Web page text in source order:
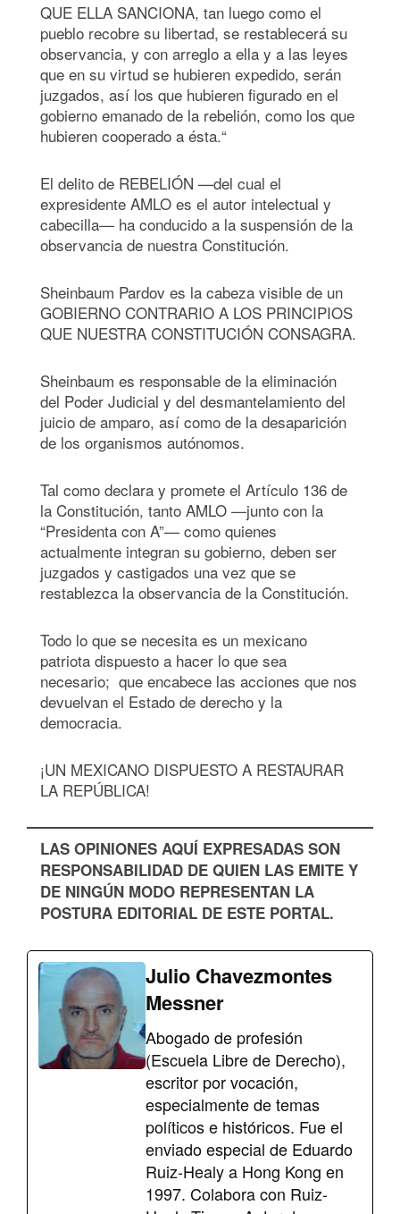
QUE ELLA SANCIONA, tan luego como el
pueblo recobre su libertad, se restablecerá su
observancia, y con arreglo a ella y a las leyes
que en su virtud se hubieren expedido, serán
juzgados, así los que hubieren figurado en el
gobierno emanado de la rebelión, como los que
hubieren cooperado a ésta.“
El delito de REBELIÓN —del cual el
expresidente AMLO es el autor intelectual y
cabecilla— ha conducido a la suspensión de la
observancia de nuestra Constitución.
Sheinbaum Pardov es la cabeza visible de un
GOBIERNO CONTRARIO A LOS PRINCIPIOS
QUE NUESTRA CONSTITUCIÓN CONSAGRA.
Sheinbaum es responsable de la eliminación
del Poder Judicial y del desmantelamiento del
juicio de amparo, así como de la desaparición
de los organismos autónomos.
Tal como declara y promete el Artículo 136 de
la Constitución, tanto AMLO —junto con la
“Presidenta con A”— como quienes
actualmente integran su gobierno, deben ser
juzgados y castigados una vez que se
restablezca la observancia de la Constitución.
Todo lo que se necesita es un mexicano
patriota dispuesto a hacer lo que sea
necesario; que encabece las acciones que nos
devuelvan el Estado de derecho y la
democracia.
¡UN MEXICANO DISPUESTO A RESTAURAR
LA REPÚBLICA!
LAS OPINIONES AQUÍ EXPRESADAS SON
RESPONSABILIDAD DE QUIEN LAS EMITE Y
DE NINGÚN MODO REPRESENTAN LA
POSTURA EDITORIAL DE ESTE PORTAL.
Julio Chavezmontes
Messner
Abogado de profesión
(Escuela Libre de Derecho),
escritor por vocación,
especialmente de temas
políticos e históricos. Fue el
enviado especial de Eduardo
Ruiz-Healy a Hong Kong en
1997. Colabora con Ruiz-